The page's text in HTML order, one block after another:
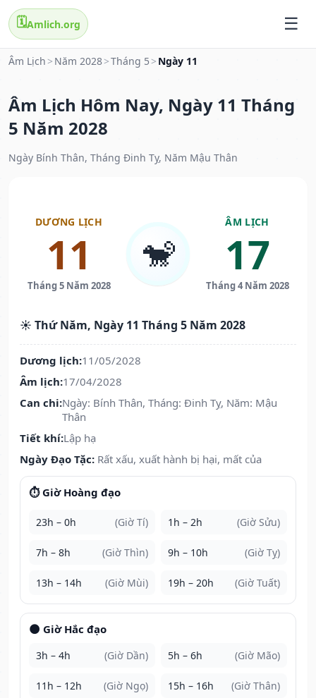
🗓️Amlich.org
Âm Lịch > Năm 2028>Tháng 5 > Ngày 11
Âm Lịch Hôm Nay, Ngày 11 Tháng
5 Năm 2028
Ngày Bính Thân, Tháng Đinh Tỵ, Năm Mậu Thân
DƯƠNG LỊCH
11
Tháng 5 Năm 2028
🐒
ÂM LỊCH
17
Tháng 4 Năm 2028
☀️ Thứ Năm, Ngày 11 Tháng 5 Năm 2028
Dương lịch:11/05/2028
Âm lịch:17/04/2028
Can chi:Ngày: Bính Thân, Tháng: Đinh Tỵ, Năm: Mậu
Thân
Tiết khí:Lập hạ
Ngày Đạo Tặc: Rất xấu, xuất hành bị hại, mất của
⏱️ Giờ Hoàng đạo
23h – 0h (Giờ Tí) 1h – 2h (Giờ Sửu)
7h – 8h (Giờ Thìn) 9h – 10h (Giờ Tỵ)
13h – 14h (Giờ Mùi) 19h – 20h (Giờ Tuất)
🌑 Giờ Hắc đạo
3h – 4h (Giờ Dần) 5h – 6h (Giờ Mão)
11h – 12h (Giờ Ngọ) 15h – 16h (Giờ Thân)